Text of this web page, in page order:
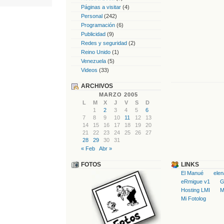
Páginas a visitar (4)
Personal (242)
Programación (6)
Publicidad (9)
Redes y seguridad (2)
Reino Unido (1)
Venezuela (5)
Videos (33)
ARCHIVOS
MARZO 2005
L
M X J V S
D
1
2 3 4 5
6
7
8 9 10 11 12
13
14
15 16 17 18 19
20
21
22 23 24 25 26
27
28
29 30
31
« Feb
Abr »
FOTOS LINKS
El Manué
eRmigue v1
Hosting LMI
Mi Fotolog